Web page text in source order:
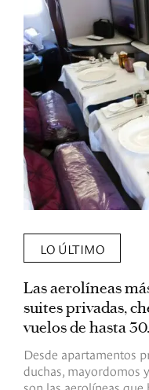
LO ÚLTIMO
Las aerolíneas
suites privadas,
vuelos de hasta
Desde apartamentos
duchas, mayordomos
son las aerolíneas